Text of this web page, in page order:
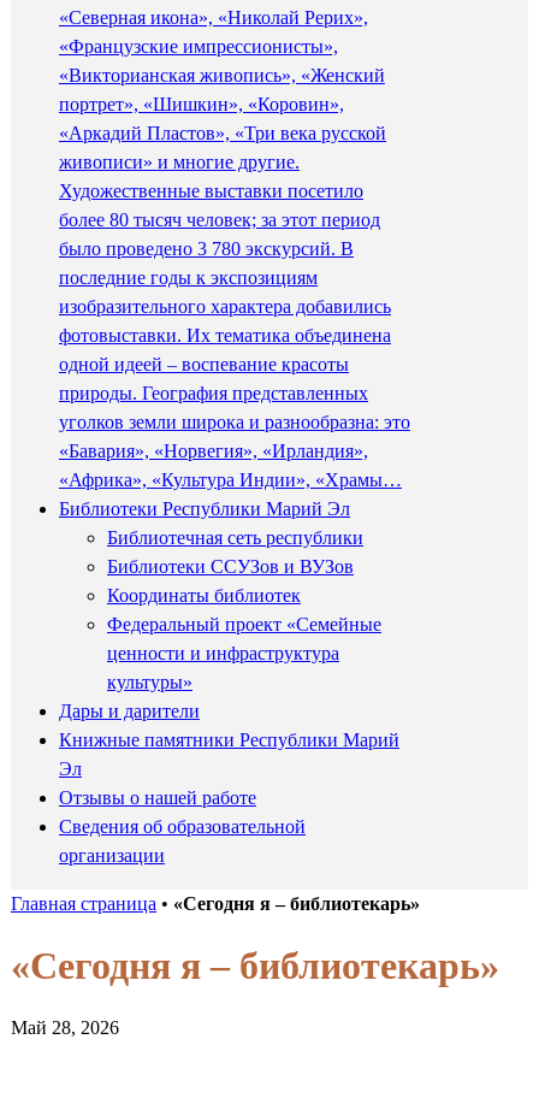
«Северная икона», «Николай Рерих»,
«Французские импрессионисты»,
«Викторианская живопись», «Женский
портрет», «Шишкин», «Коровин»,
«Аркадий Пластов», «Три века русской
живописи» и многие другие.
Художественные выставки посетило
более 80 тысяч человек; за этот период
было проведено 3 780 экскурсий. В
последние годы к экспозициям
изобразительного характера добавились
фотовыставки. Их тематика объединена
одной идеей – воспевание красоты
природы. География представленных
уголков земли широка и разнообразна: это
«Бавария», «Норвегия», «Ирландия»,
«Африка», «Культура Индии», «Храмы…
Библиотеки Республики Марий Эл
Библиотечная сеть республики
Библиотеки ССУЗов и ВУЗов
Координаты библиотек
Федеральный проект «Семейные
ценности и инфраструктура
культуры»
Дары и дарители
Книжные памятники Республики Марий
Эл
Отзывы о нашей работе
Сведения об образовательной
организации
Главная страница • «Сегодня я – библиотекарь»
«Сегодня я – библиотекарь»
Май 28, 2026